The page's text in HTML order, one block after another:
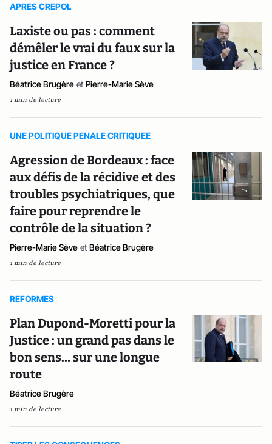
APRES CREPOL
Laxiste ou pas : comment
démêler le vrai du faux sur la
justice en France ?
Béatrice Brugère et Pierre-Marie Sève
1 min de lecture
UNE POLITIQUE PENALE CRITIQUEE
Agression de Bordeaux : face
aux défis de la récidive et des
troubles psychiatriques, que
faire pour reprendre le
contrôle de la situation ?
Pierre-Marie Sève et Béatrice Brugère
1 min de lecture
REFORMES
Plan Dupond-Moretti pour la
Justice : un grand pas dans le
bon sens… sur une longue
route
Béatrice Brugère
1 min de lecture